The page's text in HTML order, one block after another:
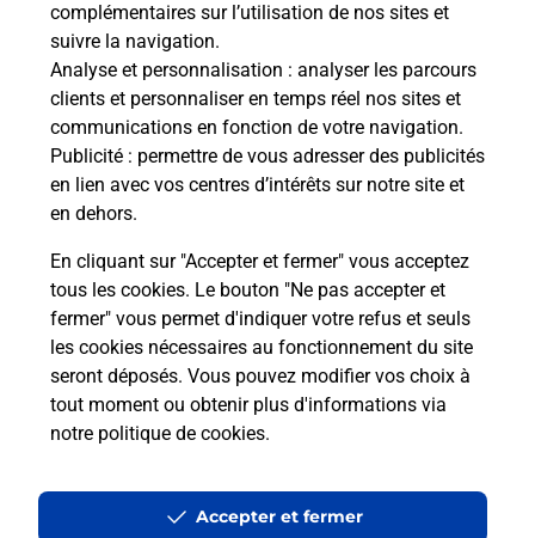
complémentaires sur l’utilisation de nos sites et
suivre la navigation.
Analyse et personnalisation : analyser les parcours
clients et personnaliser en temps réel nos sites et
communications en fonction de votre navigation.
Publicité : permettre de vous adresser des publicités
en lien avec vos centres d’intérêts sur notre site et
en dehors.
En cliquant sur "Accepter et fermer" vous acceptez
tous les cookies. Le bouton "Ne pas accepter et
fermer" vous permet d'indiquer votre refus et seuls
les cookies nécessaires au fonctionnement du site
seront déposés. Vous pouvez modifier vos choix à
tout moment ou obtenir plus d'informations via
notre politique de cookies.
Accepter et fermer
Boîte aux lettres La Poste
Collecte du courrier aujourd'hui à 09h00
Rue De La Victoire
51600 Somme Suippe
Le lien s'ouvre dans un nouvel onglet
Localiser Liste Boîtes aux lettres Marne Somme Suippe
Accessibilité : partiellement conforme